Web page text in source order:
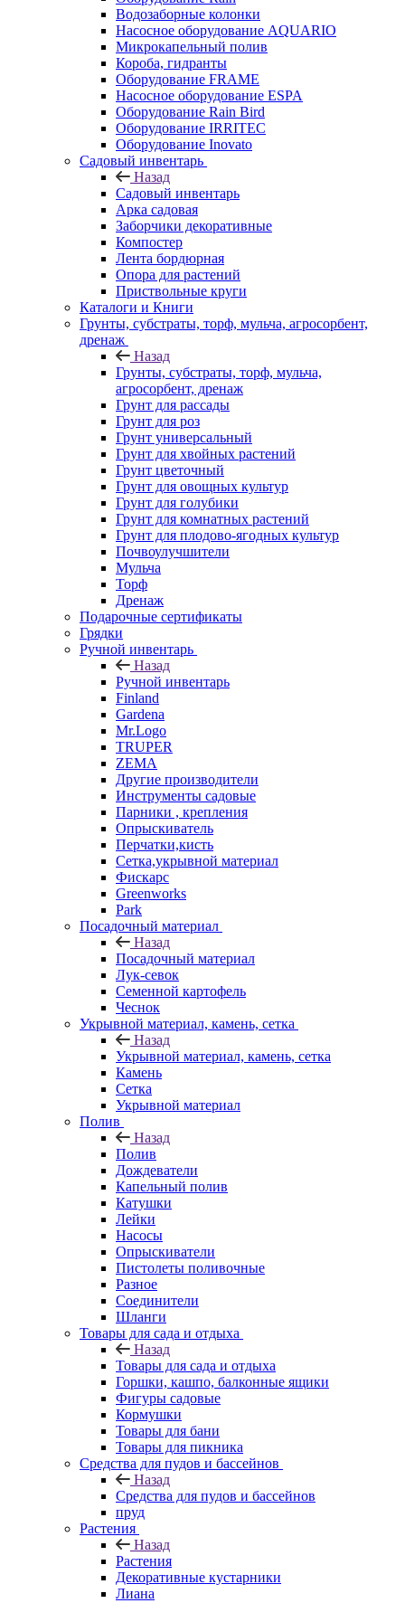
Водозаборные колонки
Насосное оборудование AQUARIO
Микрокапельный полив
Короба, гидранты
Оборудование FRAME
Насосное оборудование ESPA
Оборудование Rain Bird
Оборудование IRRITEC
Оборудование Inovato
Садовый инвентарь
Назад
Садовый инвентарь
Арка садовая
Заборчики декоративные
Компостер
Лента бордюрная
Опора для растений
Приствольные круги
Каталоги и Книги
Грунты, субстраты, торф, мульча, агросорбент,
дренаж
Назад
Грунты, субстраты, торф, мульча,
агросорбент, дренаж
Грунт для рассады
Грунт для роз
Грунт универсальный
Грунт для хвойных растений
Грунт цветочный
Грунт для овощных культур
Грунт для голубики
Грунт для комнатных растений
Грунт для плодово-ягодных культур
Почвоулучшители
Мульча
Торф
Дренаж
Подарочные сертификаты
Грядки
Ручной инвентарь
Назад
Ручной инвентарь
Finland
Gardena
Mr.Logo
TRUPER
ZEMA
Другие производители
Инструменты садовые
Парники , крепления
Опрыскиватель
Перчатки,кисть
Сетка,укрывной материал
Фискарс
Greenworks
Park
Посадочный материал
Назад
Посадочный материал
Лук-севок
Семенной картофель
Чеснок
Укрывной материал, камень, сетка
Назад
Укрывной материал, камень, сетка
Камень
Сетка
Укрывной материал
Полив
Назад
Полив
Дождеватели
Капельный полив
Катушки
Лейки
Насосы
Опрыскиватели
Пистолеты поливочные
Разное
Соединители
Шланги
Товары для сада и отдыха
Назад
Товары для сада и отдыха
Горшки, кашпо, балконные ящики
Фигуры садовые
Кормушки
Товары для бани
Товары для пикника
Средства для пудов и бассейнов
Назад
Средства для пудов и бассейнов
пруд
Растения
Назад
Растения
Декоративные кустарники
Лиана